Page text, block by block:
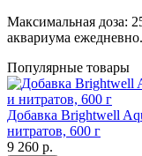
Максимальная доза:
аквариума ежедневно.
Популярные товары
Добавка Brightwell
нитратов, 600 г
9 260 р.